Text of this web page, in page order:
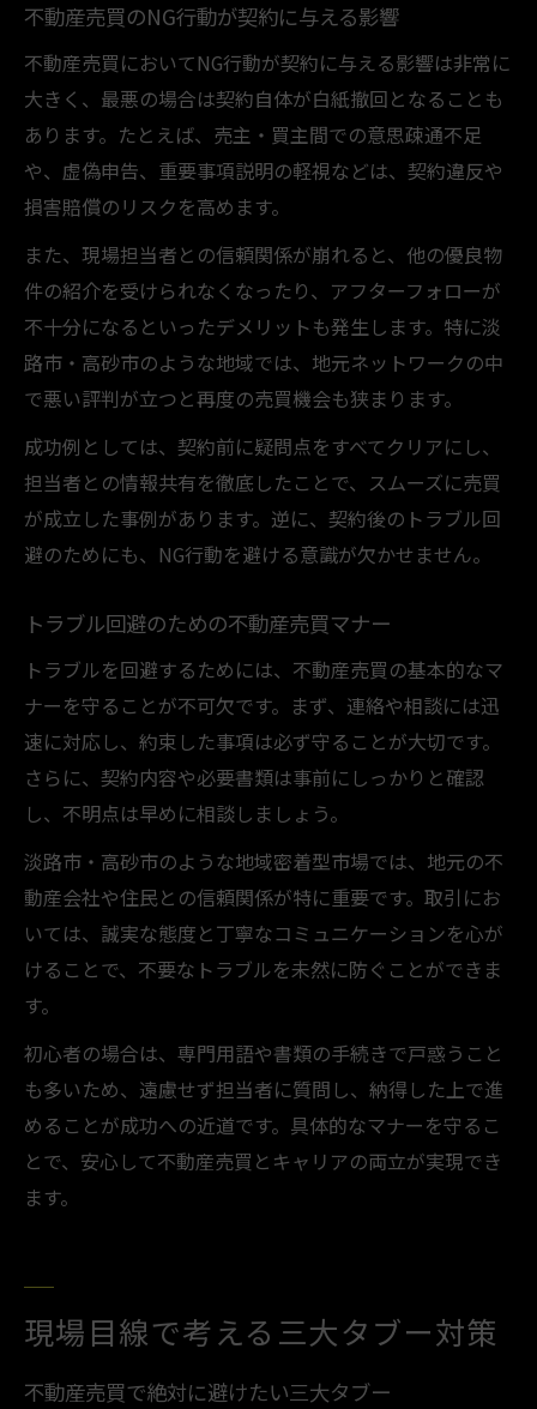
不動産売買のNG行動が契約に与える影響
不動産売買においてNG行動が契約に与える影響は非常に
大きく、最悪の場合は契約自体が白紙撤回となることも
あります。たとえば、売主・買主間での意思疎通不足
や、虚偽申告、重要事項説明の軽視などは、契約違反や
損害賠償のリスクを高めます。
また、現場担当者との信頼関係が崩れると、他の優良物
件の紹介を受けられなくなったり、アフターフォローが
不十分になるといったデメリットも発生します。特に淡
路市・高砂市のような地域では、地元ネットワークの中
で悪い評判が立つと再度の売買機会も狭まります。
成功例としては、契約前に疑問点をすべてクリアにし、
担当者との情報共有を徹底したことで、スムーズに売買
が成立した事例があります。逆に、契約後のトラブル回
避のためにも、NG行動を避ける意識が欠かせません。
トラブル回避のための不動産売買マナー
トラブルを回避するためには、不動産売買の基本的なマ
ナーを守ることが不可欠です。まず、連絡や相談には迅
速に対応し、約束した事項は必ず守ることが大切です。
さらに、契約内容や必要書類は事前にしっかりと確認
し、不明点は早めに相談しましょう。
淡路市・高砂市のような地域密着型市場では、地元の不
動産会社や住民との信頼関係が特に重要です。取引にお
いては、誠実な態度と丁寧なコミュニケーションを心が
けることで、不要なトラブルを未然に防ぐことができま
す。
初心者の場合は、専門用語や書類の手続きで戸惑うこと
も多いため、遠慮せず担当者に質問し、納得した上で進
めることが成功への近道です。具体的なマナーを守るこ
とで、安心して不動産売買とキャリアの両立が実現でき
ます。
現場目線で考える三大タブー対策
不動産売買で絶対に避けたい三大タブー